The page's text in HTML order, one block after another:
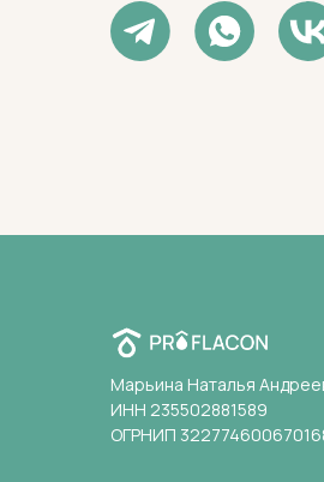
Марьина Наталья
ИНН 235502881589
ОГРНИП